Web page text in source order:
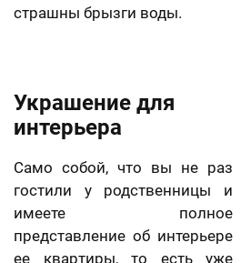
страшны брызги воды.
Украшение для
интерьера
Само собой, что вы не раз
гостили у родственницы и
имеете полное
представление об интерьере
ее квартиры, то есть уже